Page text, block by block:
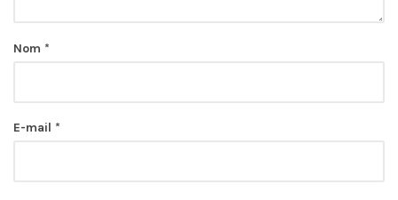
Nom *
E-mail *